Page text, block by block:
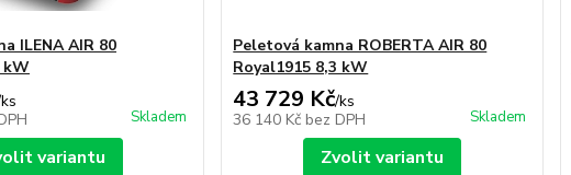
ILENA AIR 80
kW
ks
Skladem
variantu
Peletová kamna ROBERTA AIR 80
Royal1915 8,3 kW
43 729 Kč/ks
36 140 Kč bez DPH Skladem
Zvolit variantu